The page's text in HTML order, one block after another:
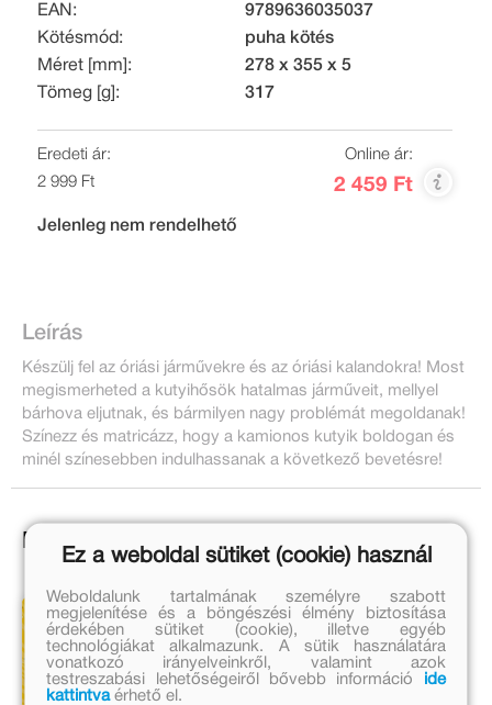
EAN:
9789636035037
Kötésmód:
puha kötés
Méret [mm]:
278 x 355 x 5
Tömeg [g]:
317
Eredeti ár:
2 999 Ft
Online ár:
2 459 Ft
Jelenleg nem rendelhető
Leírás
Készülj fel az óriási járművekre és az óriási kalandokra! Most
megismerheted a kutyihősök hatalmas járműveit, mellyel
bárhova eljutnak, és bármilyen nagy problémát megoldanak!
Színezz és matricázz, hogy a kamionos kutyik boldogan és
minél színesebben indulhassanak a következő bevetésre!
Ezek is érdekelhetnek!
Ez a weboldal sütiket (cookie) használ
Weboldalunk tartalmának személyre szabott
megjelenítése és a böngészési élmény biztosítása
érdekében sütiket (cookie), illetve egyéb
technológiákat alkalmazunk. A sütik használatára
vonatkozó irányelveinkről, valamint azok
testreszabási lehetőségeiről bővebb információ
ide
kattintvaérhető el.